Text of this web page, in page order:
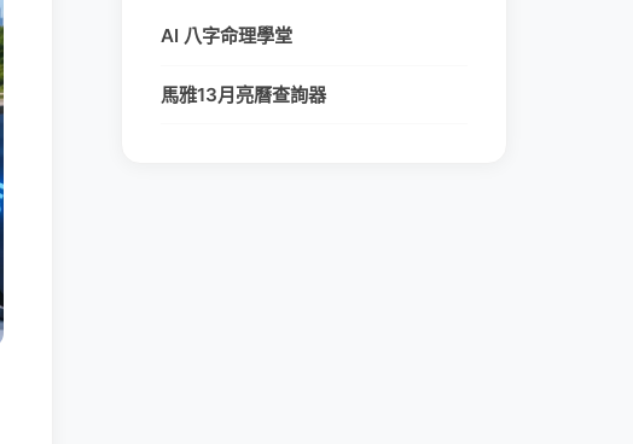
AI 八字命理學堂
馬雅13月亮曆查詢器